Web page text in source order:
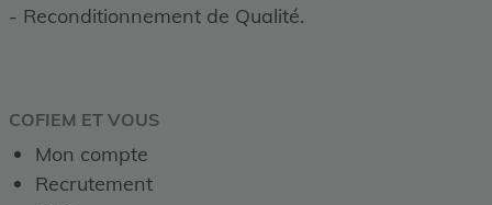
- Reconditionnement de Qualité.
COFIEM ET VOUS
Mon compte
Recrutement